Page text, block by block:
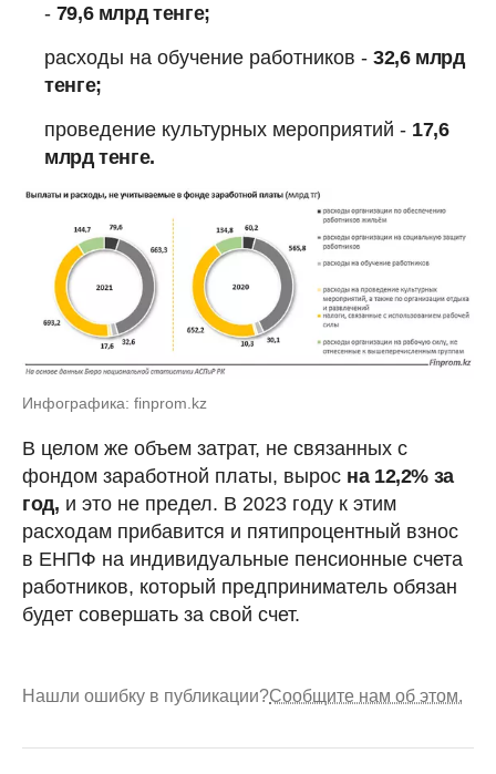
- 79,6 млрд тенге;
расходы на обучение работников - 32,6 млрд
тенге;
проведение культурных мероприятий - 17,6
млрд тенге.
Инфографика: finprom.kz
В целом же объем затрат, не связанных с
фондом заработной платы, вырос на 12,2% за
год, и это не предел. В 2023 году к этим
расходам прибавится и пятипроцентный взнос
в ЕНПФ на индивидуальные пенсионные счета
работников, который предприниматель обязан
будет совершать за свой счет.
Нашли ошибку в публикации?Сообщите нам об этом.